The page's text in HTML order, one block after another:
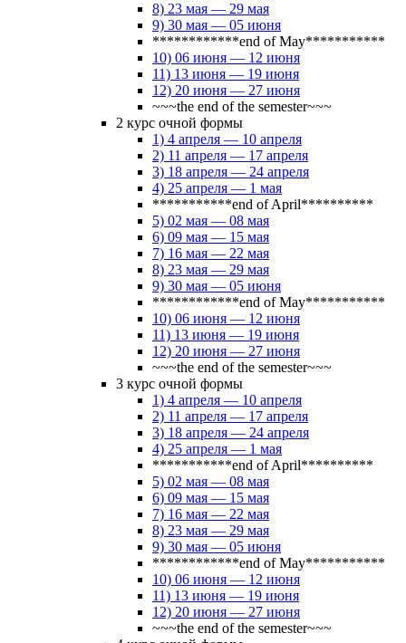
8) 23 мая — 29 мая
9) 30 мая — 05 июня
************end of May***********
10) 06 июня — 12 июня
11) 13 июня — 19 июня
12) 20 июня — 27 июня
~~~the end of the semester~~~
2 курс очной формы
1) 4 апреля — 10 апреля
2) 11 апреля — 17 апреля
3) 18 апреля — 24 апреля
4) 25 апреля — 1 мая
***********end of April**********
5) 02 мая — 08 мая
6) 09 мая — 15 мая
7) 16 мая — 22 мая
8) 23 мая — 29 мая
9) 30 мая — 05 июня
************end of May***********
10) 06 июня — 12 июня
11) 13 июня — 19 июня
12) 20 июня — 27 июня
~~~the end of the semester~~~
3 курс очной формы
1) 4 апреля — 10 апреля
2) 11 апреля — 17 апреля
3) 18 апреля — 24 апреля
4) 25 апреля — 1 мая
***********end of April**********
5) 02 мая — 08 мая
6) 09 мая — 15 мая
7) 16 мая — 22 мая
8) 23 мая — 29 мая
9) 30 мая — 05 июня
************end of May***********
10) 06 июня — 12 июня
11) 13 июня — 19 июня
12) 20 июня — 27 июня
~~~the end of the semester~~~